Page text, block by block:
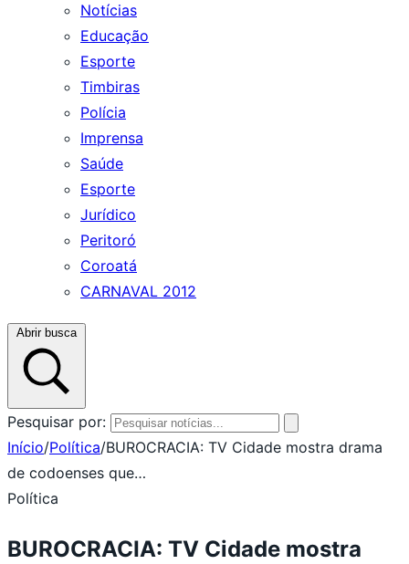
Notícias
Educação
Esporte
Timbiras
Polícia
Imprensa
Saúde
Esporte
Jurídico
Peritoró
Coroatá
CARNAVAL 2012
Abrir busca
Pesquisar por:
Início/Política/BUROCRACIA: TV Cidade mostra drama
de codoenses que…
Política
BUROCRACIA: TV Cidade mostra